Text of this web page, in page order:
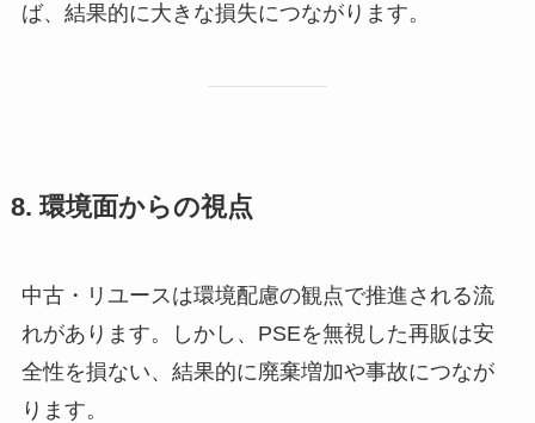
ば、結果的に大きな損失につながります。
8. 環境面からの視点
中古・リユースは環境配慮の観点で推進される流
れがあります。しかし、PSEを無視した再販は安
全性を損ない、結果的に廃棄増加や事故につなが
ります。